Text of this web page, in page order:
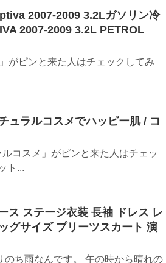
2007-2009 3.2Lガソリン冷
2007-2009 3.2L PETROL
がピンと来た人はチェックしてみ
ュラルコスメでハッピー肌 / コ
コスメ」がピンと来た人はチェッ
ト...
ス ステージ衣装 長袖 ドレス レ
グサイズ プリーツスカート 演
ち雨なんです。 午の時から晴れの